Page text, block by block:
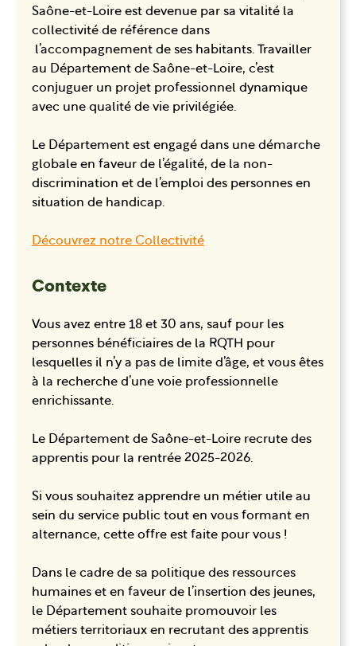
Saône-et-Loire est devenue par sa vitalité la
collectivité de référence dans
l’accompagnement de ses habitants. Travailler
au Département de Saône-et-Loire, c’est
conjuguer un projet professionnel dynamique
avec une qualité de vie privilégiée.
Le Département est engagé dans une démarche
globale en faveur de l’égalité, de la non-
discrimination et de l’emploi des personnes en
situation de handicap.
Découvrez notre Collectivité
Contexte
Vous avez entre 18 et 30 ans, sauf pour les
personnes bénéficiaires de la RQTH pour
lesquelles il n’y a pas de limite d’âge, et vous êtes
à la recherche d’une voie professionnelle
enrichissante.
Le Département de Saône-et-Loire recrute des
apprentis pour la rentrée 2025-2026.
Si vous souhaitez apprendre un métier utile au
sein du service public tout en vous formant en
alternance, cette offre est faite pour vous !
Dans le cadre de sa politique des ressources
humaines et en faveur de l’insertion des jeunes,
le Département souhaite promouvoir les
métiers territoriaux en recrutant des apprentis